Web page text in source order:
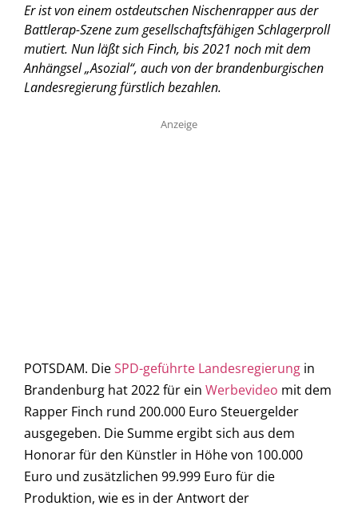
Er ist von einem ostdeutschen Nischenrapper aus der
Battlerap-Szene zum gesellschaftsfähigen Schlagerproll
mutiert. Nun läßt sich Finch, bis 2021 noch mit dem
Anhängsel „Asozial“, auch von der brandenburgischen
Landesregierung fürstlich bezahlen.
Anzeige
POTSDAM. DieSPD-geführte Landesregierung in
Brandenburg hat 2022 für ein Werbevideo mit dem
Rapper Finch rund 200.000 Euro Steuergelder
ausgegeben. Die Summe ergibt sich aus dem
Honorar für den Künstler in Höhe von 100.000
Euro und zusätzlichen 99.999 Euro für die
Produktion, wie es in der Antwort der